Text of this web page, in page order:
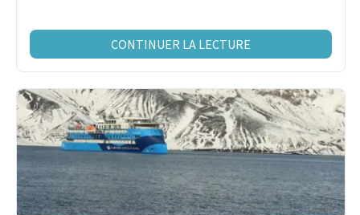
CONTINUER LA LECTURE